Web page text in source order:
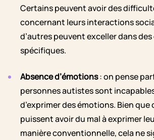
Certains peuvent avoir des
concernant leurs interactions
d’autres peuvent exceller dans
spécifiques.
Absence d’émotions: on pense
personnes autistes sont
d’exprimer des émotions. Bien que
puissent avoir du mal à exprimer
manière conventionnelle, cela ne